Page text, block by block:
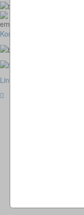
Kontakt
Link zur klassischen Website